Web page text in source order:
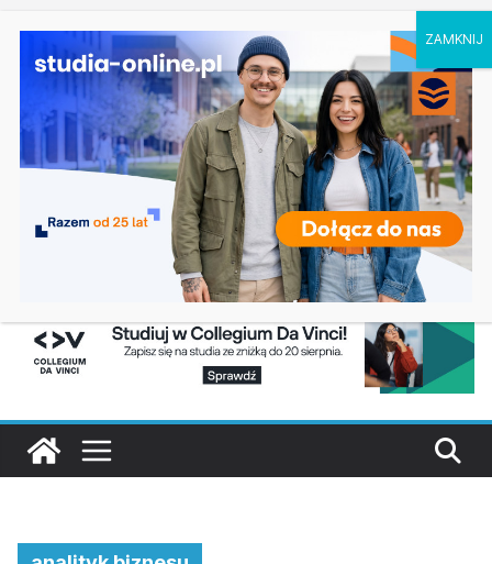
Ostatnie
wpisy:
Oceanotechnika w Szczecinie
Dodatkowa rekrutacja na studia na UJD –
Uniwersytet Jana Długosza w Częstochowie
Biotechnologia – Uniwersytet Przyrodniczy w
Poznaniu
Zarządzanie w turystyce w Katowicach
Turystyka – Uniwersytet Wrocławski